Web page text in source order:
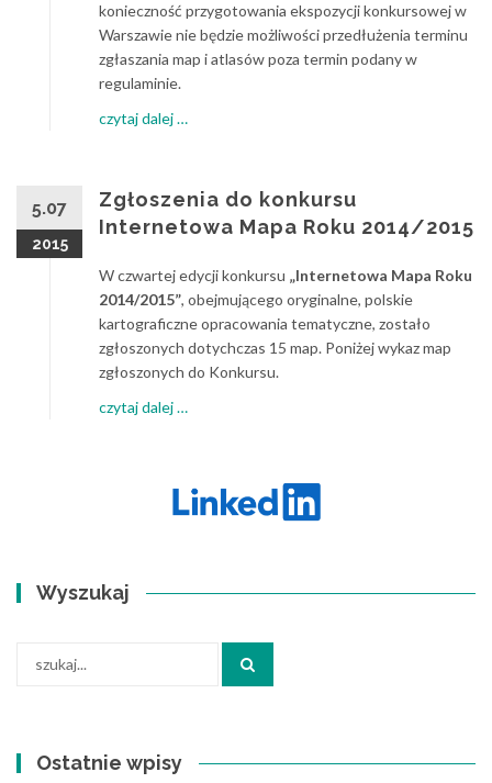
konieczność przygotowania ekspozycji konkursowej w
Warszawie nie będzie możliwości przedłużenia terminu
zgłaszania map i atlasów poza ter­min podany w
regulaminie.
czytaj dalej
Roku
…
5.07
2015
Zgłoszenia do konkursu
Internetowa Mapa Roku 2014/2015
W czwartej edycji konkursu „Internetowa Mapa Roku
2014/2015”, obejmującego oryginalne, polskie
kartograficzne opracowania tematyczne, zostało
zgłoszonych dotychczas 15 map. Poniżej wykaz map
zgłoszonych do Konkursu.
czytaj dalej
Internetowa
…
Wyszukaj
Ostatnie wpisy